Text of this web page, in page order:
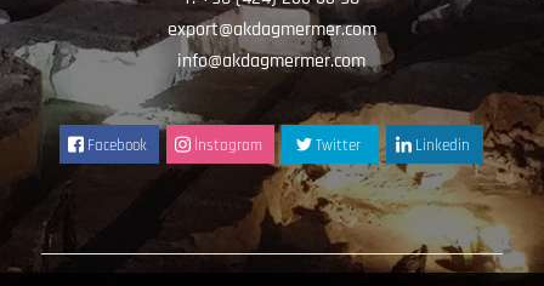
export@akdagmermer.com
info@akdagmermer.com
Facebook İnstagram Twitter Linkedin